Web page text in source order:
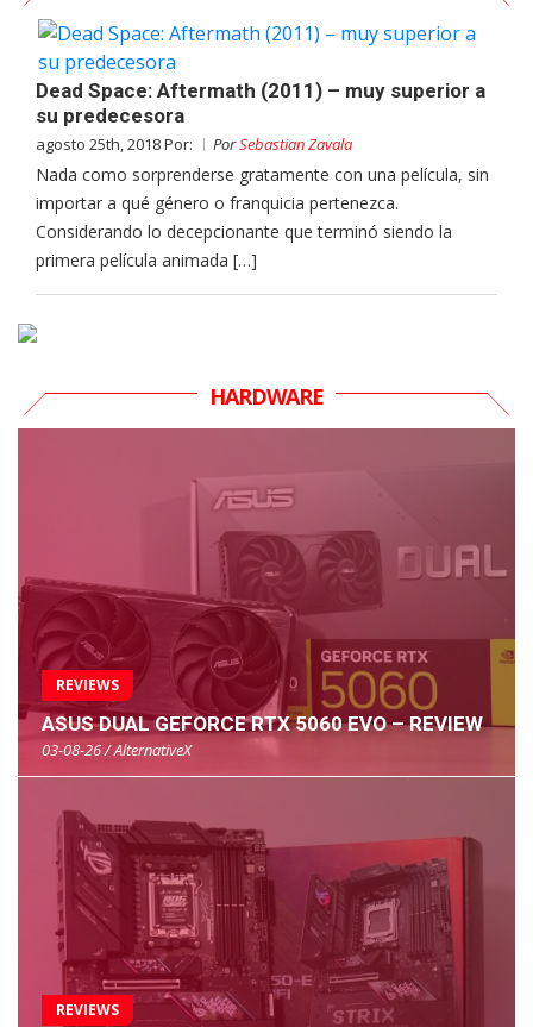
Dead Space: Aftermath (2011) – muy superior a
su predecesora
agosto 25th, 2018 Por: PorSebastian Zavala
Nada como sorprenderse gratamente con una película, sin
importar a qué género o franquicia pertenezca.
Considerando lo decepcionante que terminó siendo la
primera película animada […]
HARDWARE
REVIEWS
ASUS DUAL GEFORCE RTX 5060 EVO – REVIEW
03-08-26 / AlternativeX
REVIEWS